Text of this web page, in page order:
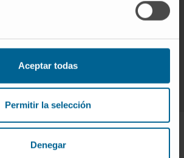
Aceptar todas
Permitir la selección
Denegar
El autor desnuda su alma para
en sabiduría compartida.